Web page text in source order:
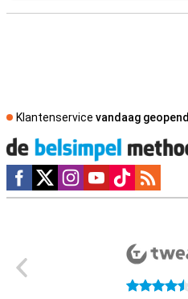
Klantenservice vandaag geopend
Social media
4.5 sterren